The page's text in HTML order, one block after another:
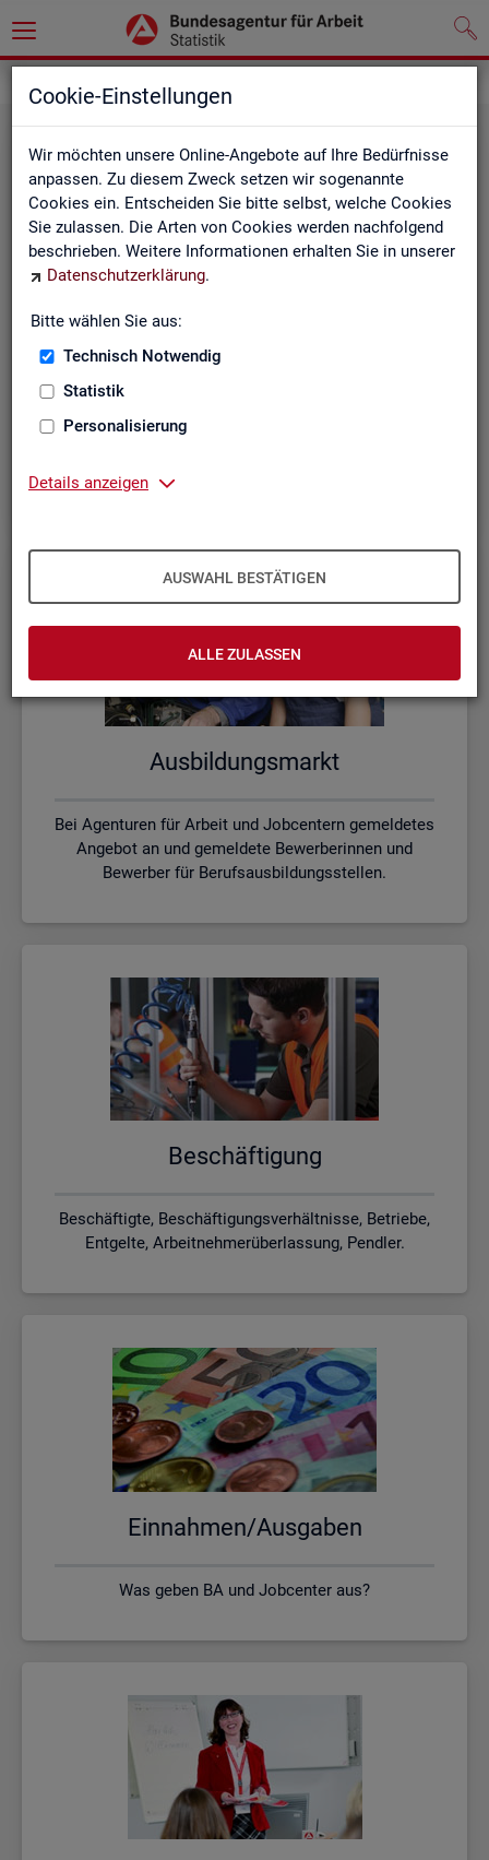
Cookie-Einstellungen
Wir möchten unsere Online-Angebote auf Ihre Bedürfnisse
anpassen. Zu diesem Zweck setzen wir sogenannte
Cookies ein. Entscheiden Sie bitte selbst, welche Cookies
Sie zulassen. Die Arten von Cookies werden nachfolgend
beschrieben. Weitere Informationen erhalten Sie in unserer
Datenschutzerklärung.
Bitte wählen Sie aus:
Technisch Notwendig
Statistik
Personalisierung
Details anzeigen
AUSWAHL BESTÄTIGEN
ALLE ZULASSEN
Un­ter­be­schäf­ti­gung
Wie viele Menschen suchen Arbeit oder haben
Beschäftigungsverhältnis fehlt?
Aus­bil­dungs­markt
Bei Agenturen für Arbeit und Jobcentern gemeldetes
Angebot an und gemeldete Bewerberinnen und
Bewerber für Berufsausbildungsstellen.
Be­schäf­ti­gung
Beschäftigte, Beschäftigungsverhältnisse, Betriebe,
Entgelte, Arbeitnehmerüberlassung, Pendler.
Ein­nah­men/Aus­ga­ben
Was geben BA und Jobcenter aus?